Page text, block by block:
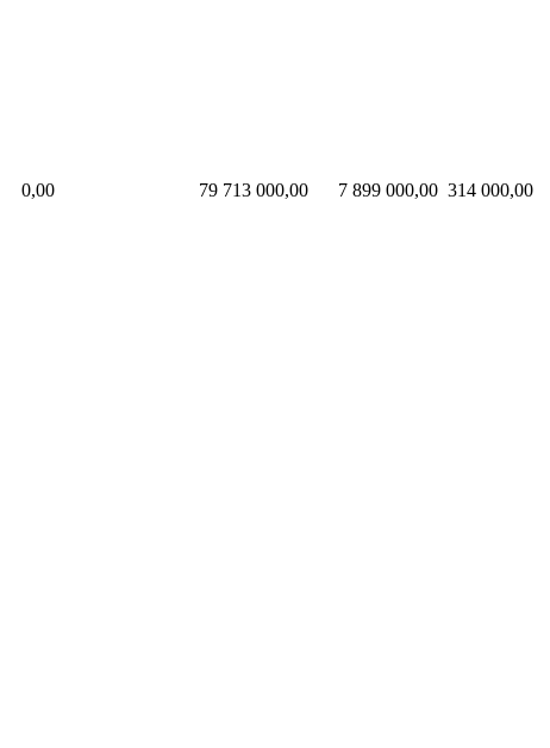
0,00 79 713 000,00 7 899 000,00 314 000,00